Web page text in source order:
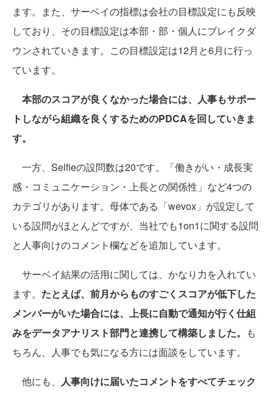
ます。また、サーベイの指標は会社の目標設定にも反映
しており、その目標設定は本部・部・個人にブレイクダ
ウンされていきます。この目標設定は12月と6月に行っ
ています。
本部のスコアが良くなかった場合には、人事もサポー
トしながら組織を良くするためのPDCAを回していきま
す。
一方、Selfieの設問数は20です。「働きがい・成長実
感・コミュニケーション・上長との関係性」など4つの
カテゴリがあります。母体である「wevox」が設定して
いる設問がほとんどですが、当社でも1on1に関する設問
と人事向けのコメント欄などを追加しています。
サーベイ結果の活用に関しては、かなり力を入れてい
ます。 たとえば、前月からものすごくスコアが低下した
メンバーがいた場合には、上長に自動で通知が行く仕組
みをデータアナリスト部門と連携して構築しました。 も
ちろん、人事でも気になる方には面談をしています。
他にも、 人事向けに届いたコメントをすべてチェック